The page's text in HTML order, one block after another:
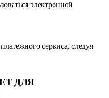
электронной
сервиса, следуя
ДЛЯ